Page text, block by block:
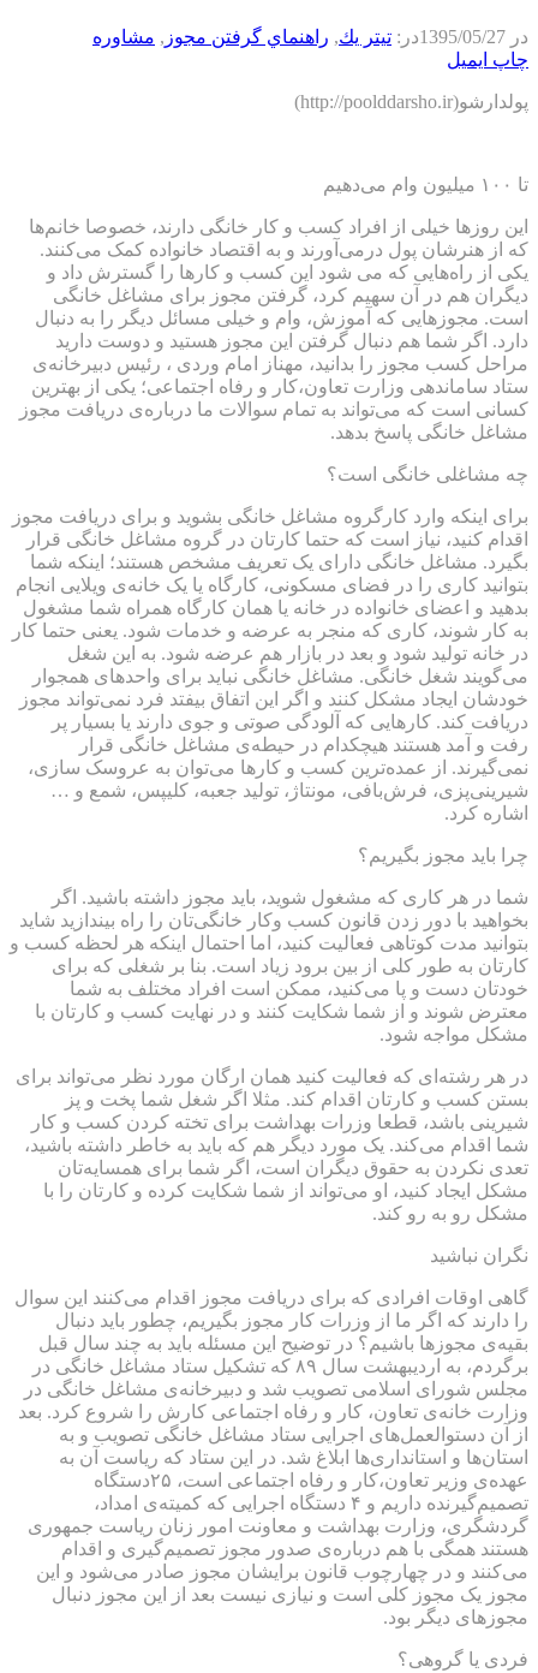
در 1395/05/27در: تيتر يك, راهنماي گرفتن مجوز , مشاوره
چاپ ایمیل
پولدارشو(http://poolddarsho.ir)
تا ۱۰۰ میلیون وام می‌دهیم
این روزها خیلی از افراد کسب و کار خانگی دارند، خصوصا خانم‌ها
که از هنرشان پول در‌می‌آورند و به اقتصاد خانواده کمک می‌کنند.
یکی از راه‌هایی که می شود این کسب و کارها را گسترش داد و
دیگران هم در آن سهیم کرد، گرفتن مجوز برای مشاغل خانگی
است. مجوزهایی که آموزش، وام و خیلی مسائل دیگر را به دنبال
دارد. اگر شما هم دنبال گرفتن این مجوز هستید و دوست دارید
مراحل کسب مجوز را بدانید، مهناز امام وردی ، رئیس دبیرخانه‌ی
ستاد ساماندهی وزارت تعاون،کار و رفاه اجتماعی؛ یکی از بهترین
کسانی است که می‌تواند به تمام سوالات ما درباره‌ی دریافت مجوز
مشاغل خانگی پاسخ بدهد.
چه مشاغلی خانگی است؟
برای اینکه وارد کارگروه مشاغل خانگی بشوید و برای دریافت مجوز
اقدام کنید، نیاز است که حتما کارتان در گروه مشاغل خانگی قرار
بگیرد. مشاغل خانگی دارای یک تعریف مشخص هستند؛ اینکه شما
بتوانید کاری را در فضای مسکونی، کارگاه یا یک خانه‌ی ویلایی انجام
بدهید و اعضای خانواده در خانه یا همان کارگاه همراه شما مشغول
به کار شوند، کاری که منجر به عرضه و خدمات شود. یعنی حتما کار
در خانه تولید شود و بعد در بازار هم عرضه شود. به این شغل
می‌گویند شغل خانگی. مشاغل خانگی نباید برای واحدهای همجوار
خودشان ایجاد مشکل کنند و اگر این اتفاق بیفتد فرد نمی‌تواند مجوز
دریافت کند. کارهایی که آلودگی صوتی و جوی دارند یا بسیار پر
رفت و آمد هستند هیچکدام در حیطه‌ی مشاغل خانگی قرار
نمی‌گیرند. از عمده‌ترین کسب و کارها می‌توان به عروسک سازی،
شیرینی‌پزی، فرش‌بافی، مونتاژ، تولید جعبه، کلیپس، شمع و …
اشاره کرد.
چرا باید مجوز بگیریم؟
شما در هر کاری که مشغول شوید، باید مجوز داشته باشید. اگر
بخواهید با دور زدن قانون کسب وکار خانگی‌تان را راه بیندازید شاید
بتوانید مدت کوتاهی فعالیت کنید، اما احتمال اینکه هر لحظه کسب و
کارتان به طور کلی از بین برود زیاد است. بنا بر شغلی که برای
خودتان دست و پا می‌کنید، ممکن است افراد مختلف به شما
معترض شوند و از شما شکایت کنند و در نهایت کسب و کارتان با
مشکل مواجه شود.
در هر رشته‌ای که فعالیت کنید همان ارگان مورد نظر می‌تواند برای
بستن کسب و کارتان اقدام کند. مثلا اگر شغل شما پخت و پز
شیرینی باشد، قطعا وزرات بهداشت برای تخته کردن کسب و کار
شما اقدام می‌کند. یک مورد دیگر هم که باید به خاطر داشته باشید،
تعدی نکردن به حقوق دیگران است، اگر شما برای همسایه‌تان
مشکل ایجاد کنید، او می‌تواند از شما شکایت کرده و کارتان را با
مشکل رو به رو کند.
نگران نباشید
گاهی اوقات افرادی که برای دریافت مجوز اقدام می‌کنند این سوال
را دارند که اگر ما از وزرات کار مجوز بگیریم، چطور باید دنبال
بقیه‌ی مجوزها باشیم؟ در توضیح این مسئله باید به چند سال قبل
برگردم، به اردیبهشت سال ۸۹ که تشکیل ستاد مشاغل خانگی در
مجلس شورای اسلامی تصویب شد و دبیرخانه‌ی مشاغل خانگی در
وزارت خانه‌ی تعاون، کار و رفاه اجتماعی کارش را شروع کرد. بعد
از آن دستوالعمل‌های اجرایی ستاد مشاغل خانگی تصویب و به
استان‌ها و استانداری‌ها ابلاغ شد. در این ستاد که ریاست آن به
عهده‌ی وزیر تعاون،کار و رفاه اجتماعی است، ۲۵دستگاه
تصمیم‌گیرنده داریم و ۴ دستگاه اجرایی که کمیته‌ی امداد،
گردشگری، وزارت بهداشت و معاونت امور زنان ریاست جمهوری
هستند همگی با هم درباره‌ی صدور مجوز تصمیم‌گیری و اقدام
می‌کنند و در چهارچوب قانون برایشان مجوز صادر می‌شود و این
مجوز یک مجوز کلی است و نیازی نیست بعد از این مجوز دنبال
مجوزهای دیگر بود.
فردی یا گروهی؟